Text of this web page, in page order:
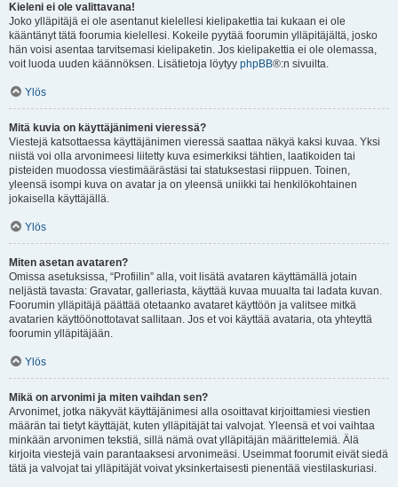
Kieleni ei ole valittavana!
Joko ylläpitäjä ei ole asentanut kielellesi kielipakettia tai kukaan ei ole
kääntänyt tätä foorumia kielellesi. Kokeile pyytää foorumin ylläpitäjältä, josko
hän voisi asentaa tarvitsemasi kielipaketin. Jos kielipakettia ei ole olemassa,
voit luoda uuden käännöksen. Lisätietoja löytyy phpBB®:n sivuilta.
Ylös
Mitä kuvia on käyttäjänimeni vieressä?
Viestejä katsottaessa käyttäjänimen vieressä saattaa näkyä kaksi kuvaa. Yksi
niistä voi olla arvonimeesi liitetty kuva esimerkiksi tähtien, laatikoiden tai
pisteiden muodossa viestimäärästäsi tai statuksestasi riippuen. Toinen,
yleensä isompi kuva on avatar ja on yleensä uniikki tai henkilökohtainen
jokaisella käyttäjällä.
Ylös
Miten asetan avataren?
Omissa asetuksissa, “Profiilin” alla, voit lisätä avataren käyttämällä jotain
neljästä tavasta: Gravatar, galleriasta, käyttää kuvaa muualta tai ladata kuvan.
Foorumin ylläpitäjä päättää otetaanko avataret käyttöön ja valitsee mitkä
avatarien käyttöönottotavat sallitaan. Jos et voi käyttää avataria, ota yhteyttä
foorumin ylläpitäjään.
Ylös
Mikä on arvonimi ja miten vaihdan sen?
Arvonimet, jotka näkyvät käyttäjänimesi alla osoittavat kirjoittamiesi viestien
määrän tai tietyt käyttäjät, kuten ylläpitäjät tai valvojat. Yleensä et voi vaihtaa
minkään arvonimen tekstiä, sillä nämä ovat ylläpitäjän määrittelemiä. Älä
kirjoita viestejä vain parantaaksesi arvonimeäsi. Useimmat foorumit eivät siedä
tätä ja valvojat tai ylläpitäjät voivat yksinkertaisesti pienentää viestilaskuriasi.